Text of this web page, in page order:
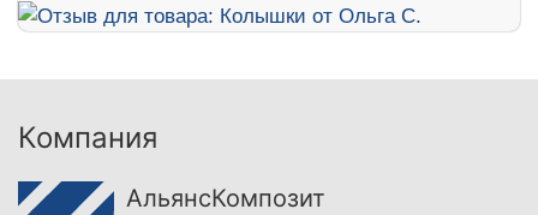
Компания
АльянсКомпозит